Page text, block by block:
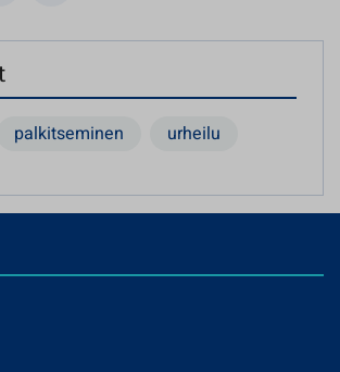
palkitseminen urheilu